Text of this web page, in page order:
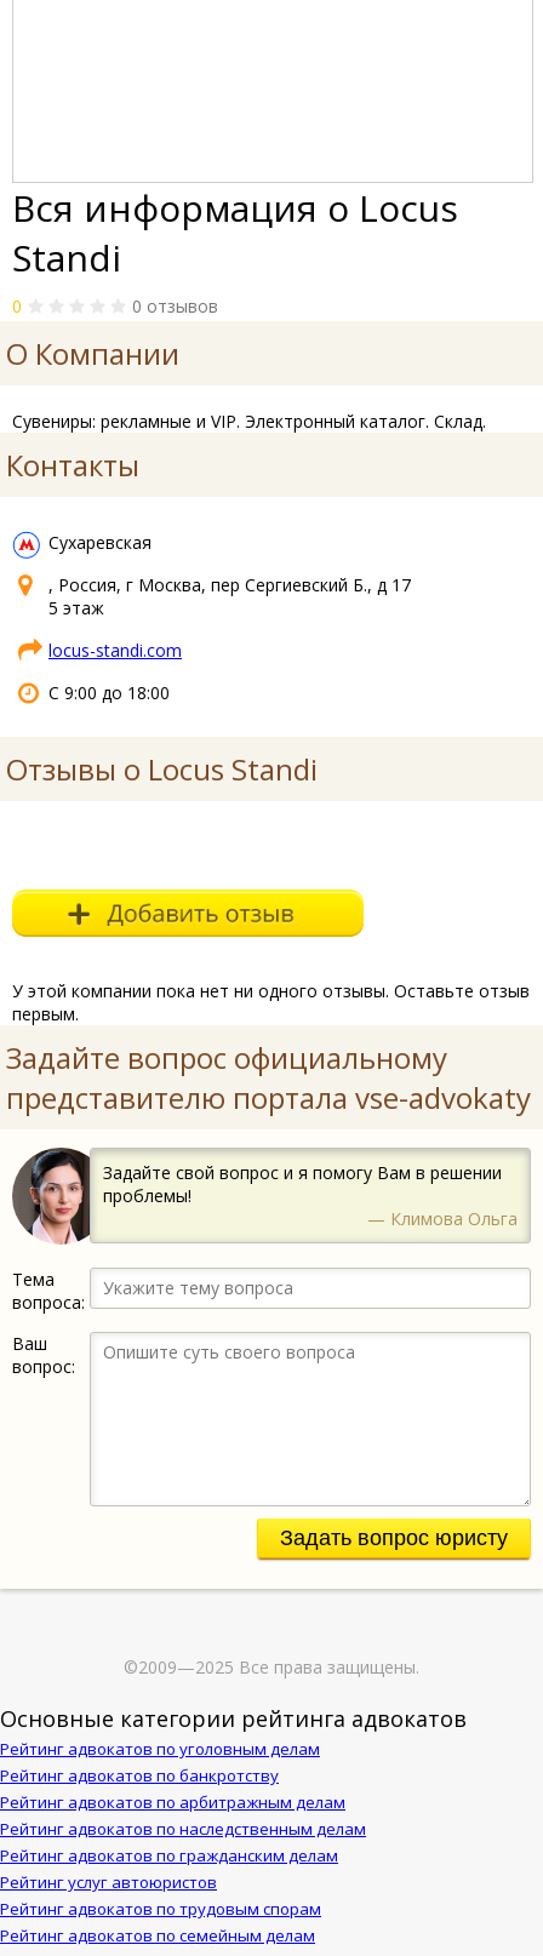
Вся информация о Locus
Standi
0 0 отзывов
О Компании
Сувениры: рекламные и VIP. Электронный каталог. Склад.
Контакты
Сухаревская
, Россия, г Москва, пер Сергиевский Б., д 17
5 этаж
locus-standi.com
С 9:00 до 18:00
Отзывы о Locus Standi
У этой компании пока нет ни одного отзывы. Оставьте отзыв
первым.
Задайте вопрос официальному
представителю портала vse-advokaty
Задайте свой вопрос и я помогу Вам в решении
проблемы!
— Климова Ольга
Тема
вопроса:
Ваш
вопрос:
Задать вопрос юристу
©2009—2025 Все права защищены.
Основные категории рейтинга адвокатов
Рейтинг адвокатов по уголовным делам
Рейтинг адвокатов по банкротству
Рейтинг адвокатов по арбитражным делам
Рейтинг адвокатов по наследственным делам
Рейтинг адвокатов по гражданским делам
Рейтинг услуг автоюристов
Рейтинг адвокатов по трудовым спорам
Рейтинг адвокатов по семейным делам